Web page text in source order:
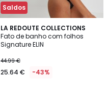
Saldos
LA REDOUTE COLLECTIONS
Fato de banho com folhos
Signature ELIN
44.99 €
25.64 € -43%
3,9
/ 5